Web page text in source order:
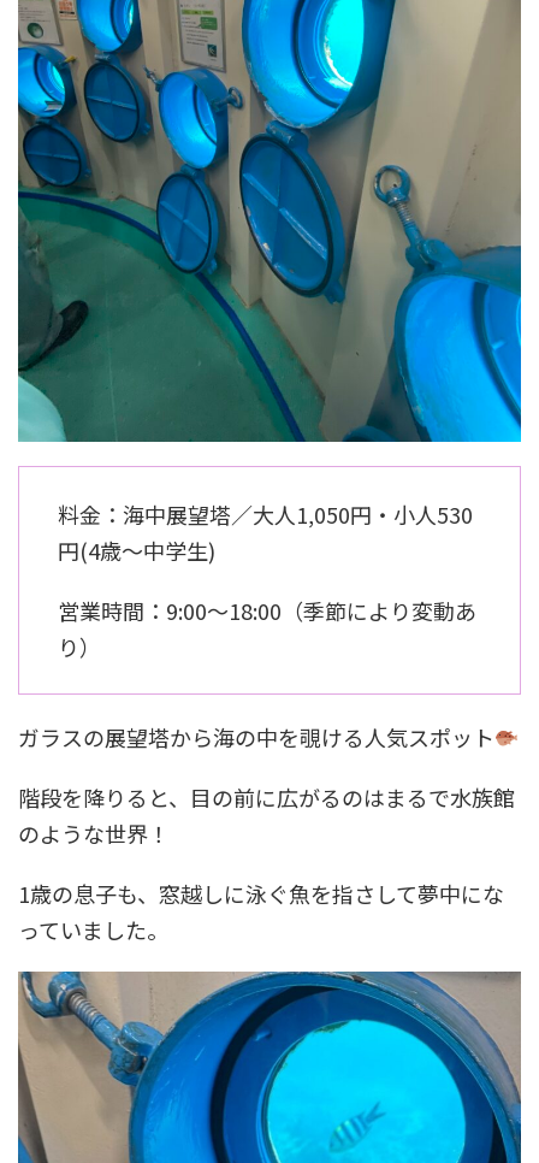
料金：海中展望塔／大人1,050円・小人530
円(4歳～中学生)
営業時間：9:00〜18:00（季節により変動あ
り）
ガラスの展望塔から海の中を覗ける人気スポット
階段を降りると、目の前に広がるのはまるで水族館
のような世界！
1歳の息子も、窓越しに泳ぐ魚を指さして夢中にな
っていました。